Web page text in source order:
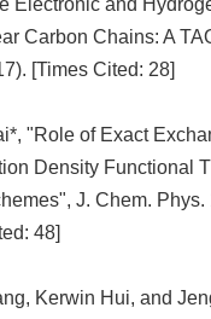
Electronic and
Carbon Chains: A
[Times Cited: 28]
"Role of Exact
Density Functional
J. Chem. Phys.
48]
Kerwin Hui, and